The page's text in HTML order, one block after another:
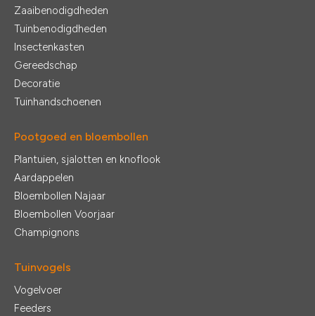
Zaaibenodigdheden
Tuinbenodigdheden
Insectenkasten
Gereedschap
Decoratie
Tuinhandschoenen
Pootgoed en bloembollen
Plantuien, sjalotten en knoflook
Aardappelen
Bloembollen Najaar
Bloembollen Voorjaar
Champignons
Tuinvogels
Vogelvoer
Feeders